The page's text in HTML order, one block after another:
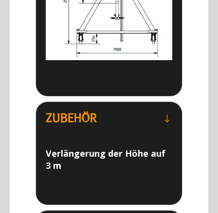
ZUBEHÖR "
Verlängerung der Höhe auf
3 m